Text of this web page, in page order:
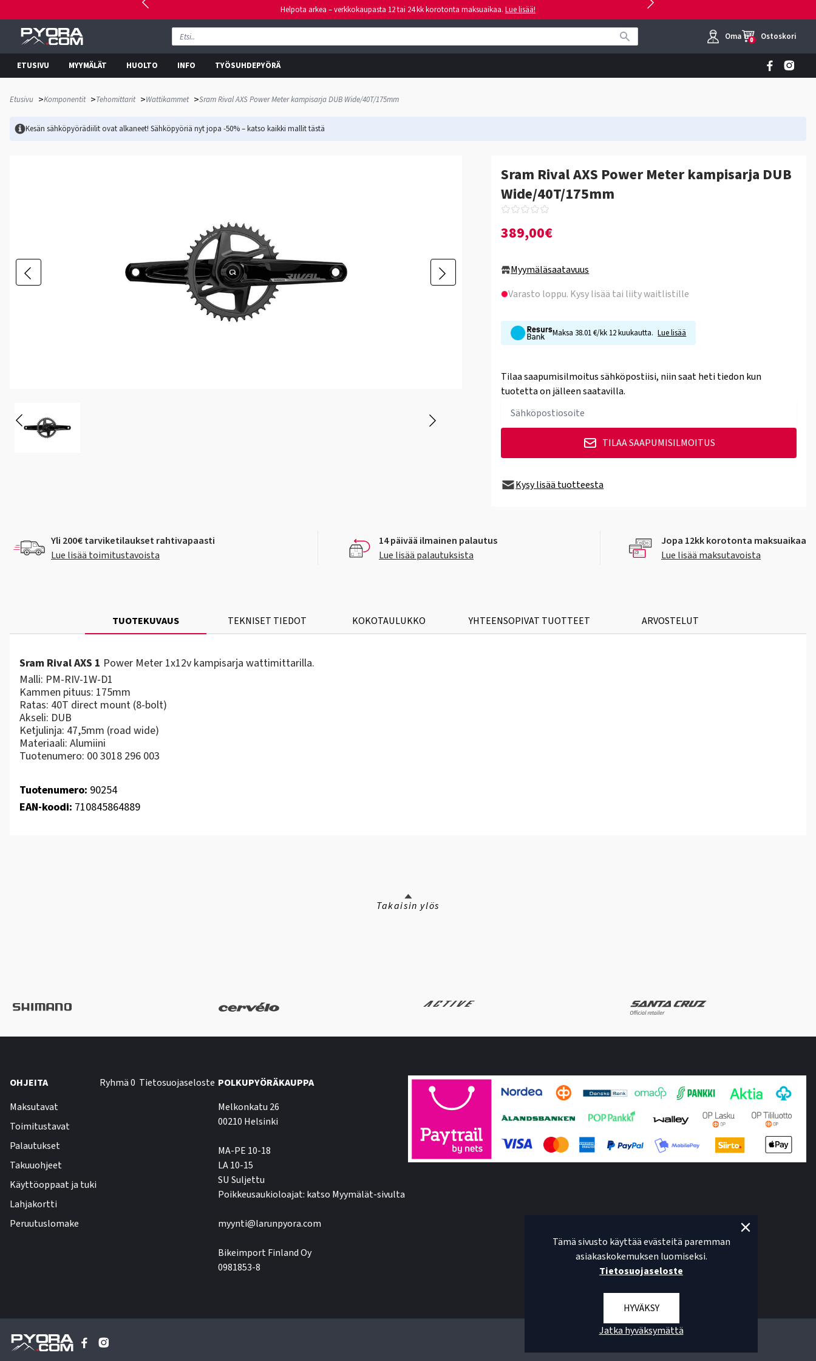
Helpota arkea – verkkokaupasta 12 tai 24 kk korotonta maksuaikaa. Lue lisää!
Oma tili
0 Ostoskori
ETUSIVU MYYMÄLÄT HUOLTO INFO TYÖSUHDEPYÖRÄ
Etusivu >Komponentit >Tehomittarit >Wattikammet >Sram Rival AXS Power Meter kampisarja DUB Wide/40T/175mm
Kesän sähköpyörädiilit ovat alkaneet! Sähköpyöriä nyt jopa -50% – katso kaikki mallittästä
Sram Rival AXS Power Meter kampisarja DUB
Wide/40T/175mm
389,00€
Myymäläsaatavuus
Varasto loppu. Kysy lisää tai liity waitlistille
Maksa 38.01 €/kk 12 kuukautta. Lue lisää
Tilaa saapumisilmoitus sähköpostiisi, niin saat heti tiedon kun
tuotetta on jälleen saatavilla.
TILAA SAAPUMISILMOITUS
Kysy lisää tuotteesta
Yli 200€ tarviketilaukset rahtivapaasti
Lue lisää toimitustavoista
14 päivää ilmainen palautus
Lue lisää palautuksista
Jopa 12kk korotonta maksuaikaa
Lue lisää maksutavoista
TUOTEKUVAUS TEKNISET TIEDOT KOKOTAULUKKO YHTEENSOPIVAT TUOTTEET ARVOSTELUT
Sram Rival AXS 1 Power Meter 1x12v kampisarja wattimittarilla.
Malli: PM-RIV-1W-D1
Kammen pituus: 175mm
Ratas: 40T direct mount (8-bolt)
Akseli: DUB
Ketjulinja: 47,5mm (road wide)
Materiaali: Alumiini
Tuotenumero: 00 3018 296 003
Tuotenumero: 90254
EAN-koodi: 710845864889
Takaisin ylös
OHJEITA
Maksutavat
Toimitustavat
Palautukset
Takuuohjeet
Käyttöoppaat ja tuki
Lahjakortti
Peruutuslomake
Ryhmä 0 Tietosuojaseloste POLKUPYÖRÄKAUPPA
Melkonkatu 26
00210 Helsinki
MA-PE 10-18
LA 10-15
SU Suljettu
Poikkeusaukioloajat: katso Myymälät-sivulta
myynti@larunpyora.com
Bikeimport Finland Oy
0981853-8
Tämä sivusto käyttää evästeitä paremman
asiakaskokemuksen luomiseksi.
Tietosuojaseloste
HYVÄKSY
Jatka hyväksymättä